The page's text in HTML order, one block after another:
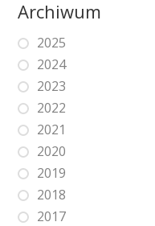
Archiwum
2025
2024
2023
2022
2021
2020
2019
2018
2017